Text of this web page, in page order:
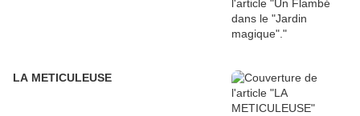
LA METICULEUSE